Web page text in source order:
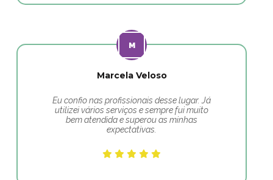
Marcela Veloso
Eu confio nas profissionais desse lugar. Já
utilizei vários serviços e sempre fui muito
bem atendida e superou as minhas
expectativas.